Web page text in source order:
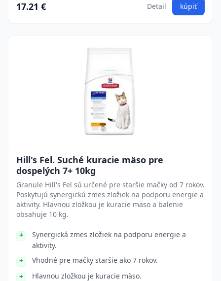
17.21 € Detail kúpiť
Hill's Fel. Suché kuracie mäso pre
dospelých 7+ 10kg
Granule Hill's Fel sú určené pre staršie mačky od 7 rokov.
Poskytujú synergickú zmes zložiek na podporu energie a
aktivity. Hlavnou zložkou je kuracie mäso a balenie
obsahuje 10 kg.
Synergická zmes zložiek na podporu energie a
aktivity.
Vhodné pre mačky staršie ako 7 rokov.
Hlavnou zložkou je kuracie mäso.